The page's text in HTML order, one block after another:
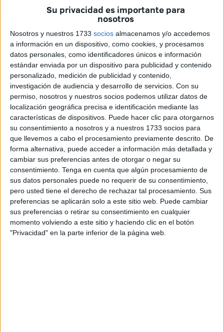
Su privacidad es importante para
nosotros
Nosotros y nuestros 1733 socios almacenamos y/o accedemos
a información en un dispositivo, como cookies, y procesamos
datos personales, como identificadores únicos e información
estándar enviada por un dispositivo para publicidad y contenido
personalizado, medición de publicidad y contenido,
investigación de audiencia y desarrollo de servicios. Con su
permiso, nosotros y nuestros socios podemos utilizar datos de
localización geográfica precisa e identificación mediante las
características de dispositivos. Puede hacer clic para otorgarnos
su consentimiento a nosotros y a nuestros 1733 socios para
que llevemos a cabo el procesamiento previamente descrito. De
forma alternativa, puede acceder a información más detallada y
cambiar sus preferencias antes de otorgar o negar su
consentimiento. Tenga en cuenta que algún procesamiento de
sus datos personales puede no requerir de su consentimiento,
pero usted tiene el derecho de rechazar tal procesamiento. Sus
preferencias se aplicarán solo a este sitio web. Puede cambiar
sus preferencias o retirar su consentimiento en cualquier
momento volviendo a este sitio y haciendo clic en el botón
"Privacidad" en la parte inferior de la página web.
ha confirmado el hallazgo de sucuerpo sin vida en
Hoy se le dará sepultura, su cadáver fue localizado este
pasado sábado.
El hombrese echó al mar el domingo 15 de febrero
jornada en la que se han producido varias desapariciones
en el mar.
Quiso entrar a Ceuta bordeando el espigón que separa
Beliones de Benzú.
Sus hijos no tenían noticias de él desde las ocho de esa
noche.Su teléfono móvil sonaba al principio, hasta que
dejó de hacerlo.
Preocupados,denunciaron su desapariciónante la
sospecha de que había intentado el pase a Ceuta a nado.